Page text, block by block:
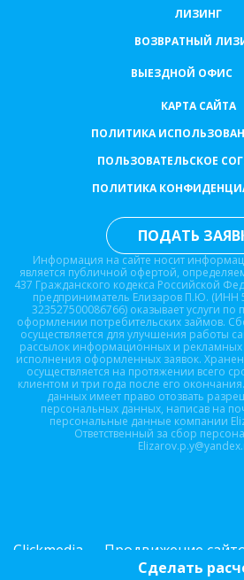
Сделать
ЛИЗИНГ
ВОЗВРАТНЫЙ
ВЫЕЗДНОЙ ОФИС
КАРТА САЙТА
ПОЛИТИКА
ПОЛЬЗОВАТЕЛЬСКОЕ
ПОЛИТИКА
Информация на сайте носит
является публичной офертой,
437 Гражданского кодекса Российской
предприниматель Елизаров П.Ю. (ИНН
323527500086766) оказывает услуги по
оформлении потребительских займов.
осуществляется для улучшения работы
рассылок информационных и рекламных
исполнения оформленных заявок.
осуществляется на протяжении всего
клиентом и три года после его
данных имеет право отозвать
персональных данных, написав на
персональные данные компании
Ответственный за сбор
ПОДАТЬ
Clickmedia — Продвижение